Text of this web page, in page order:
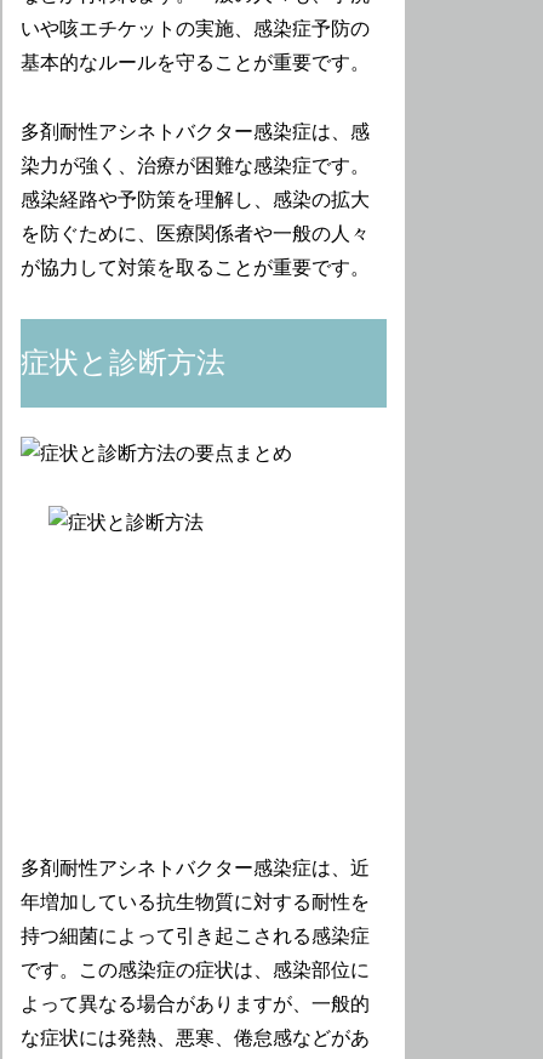
いや咳エチケットの実施、感染症予防の
基本的なルールを守ることが重要です。
多剤耐性アシネトバクター感染症は、感
染力が強く、治療が困難な感染症です。
感染経路や予防策を理解し、感染の拡大
を防ぐために、医療関係者や一般の人々
が協力して対策を取ることが重要です。
症状と診断方法
多剤耐性アシネトバクター感染症は、近
年増加している抗生物質に対する耐性を
持つ細菌によって引き起こされる感染症
です。この感染症の症状は、感染部位に
よって異なる場合がありますが、一般的
な症状には発熱、悪寒、倦怠感などがあ